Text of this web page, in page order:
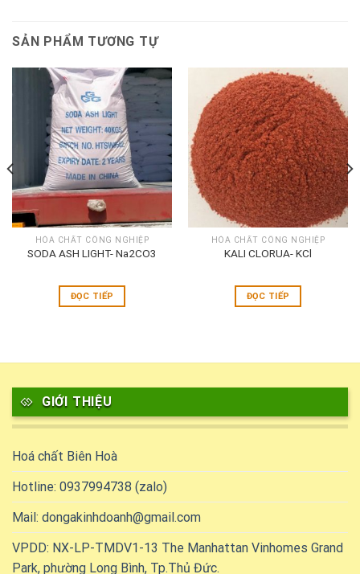
SẢN PHẨM TƯƠNG TỰ
HÓA CHẤT CÔNG NGHIỆP
SODA ASH LIGHT- Na2CO3
ĐỌC TIẾP
HÓA CHẤT CÔNG NGHIỆP
KALI CLORUA- KCl
ĐỌC TIẾP
GIỚI THIỆU
Hoá chất Biên Hoà
Hotline: 0937994738 (zalo)
Mail: dongakinhdoanh@gmail.com
VPDD: NX-LP-TMDV1-13 The Manhattan Vinhomes Grand
Park, phường Long Bình, Tp.Thủ Đức.